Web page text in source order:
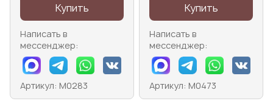
Купить
Написать в
мессенджер:
Артикул: М0283
Купить
Написать в
мессенджер:
Артикул: М0473